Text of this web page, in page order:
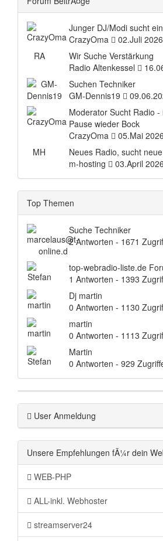
Junger DJ/Modi sucht
CrazyOma
02.Juli 2026
RA
Wir Suche Verstärkung
Radio Altenkessel
Suchen Techniker
GM-Dennis19
Moderator Sucht Radio
Pause wieder Bock
CrazyOma
05.Mai 2026
MH
Neues Radio, sucht
m-hosting
03.April 2026
Top Themen
Suche Techniker
2 Antworten - 1671
top-webradio-liste.de
1 Antworten - 1393
Dj martin
0 Antworten - 1130
martin
0 Antworten - 1113
Martin
0 Antworten - 929
User Anmeldung
Unsere Empfehlungen fÃ¼r dein
WEB-PHP
ALL-inkl. Webhoster
streamserver24